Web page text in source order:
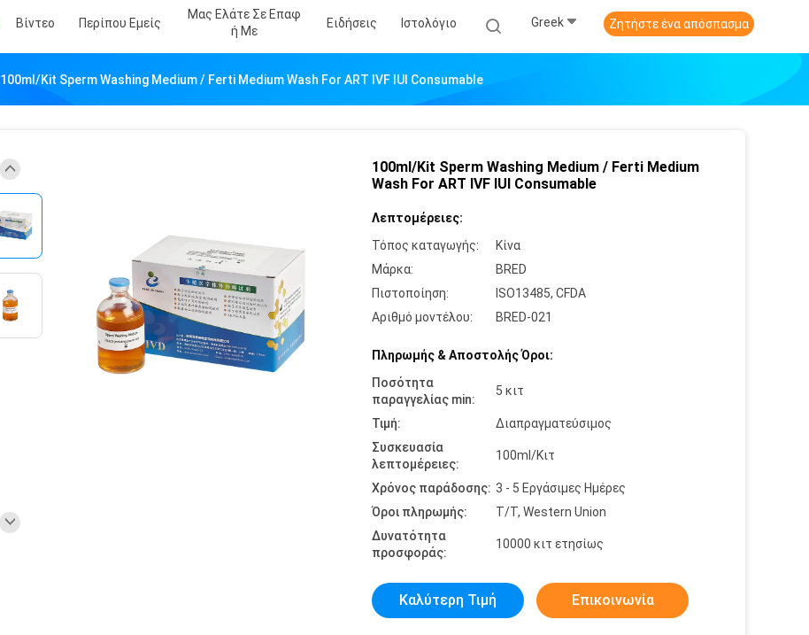
Βίντεο Περίπου Εμείς
Μας Ελάτε Σε Επαφ
Ή Με
Ειδήσεις Ιστολόγιο Greek Ζητήστε ένα απόσπασμα
100ml/Kit Sperm Washing Medium / Ferti Medium Wash For ART IVF IUI Consumable
100ml/Kit Sperm Washing Medium / Ferti Medium
Wash For ART IVF IUI Consumable
Λεπτομέρειες:
Τόπος καταγωγής:
Κίνα
Μάρκα:
BRED
Πιστοποίηση:
ISO13485, CFDA
Αριθμό μοντέλου:
BRED-021
Πληρωμής & Αποστολής Όροι:
Ποσότητα
παραγγελίας min:
5 κιτ
Τιμή:
Διαπραγματεύσιμος
Συσκευασία
λεπτομέρειες:
100ml/Κιτ
Χρόνος παράδοσης: 3 - 5 Εργάσιμες Ημέρες
Όροι πληρωμής:
T/T, Western Union
Δυνατότητα
προσφοράς:
10000 κιτ ετησίως
Καλύτερη Τιμή Επικοινωνία